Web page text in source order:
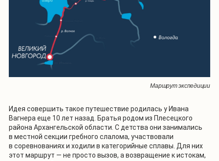
Маршрут экспедиции
Идея совершить такое путешествие родилась у Ивана
Вагнера еще 10 лет назад. Братья родом из Плесецкого
района Архангельской области. С детства они занимались
в местной секции гребного слалома, участвовали
в соревнованиях и ходили в категорийные сплавы. Для них
этот маршрут — не просто вызов, а возвращение к истокам,